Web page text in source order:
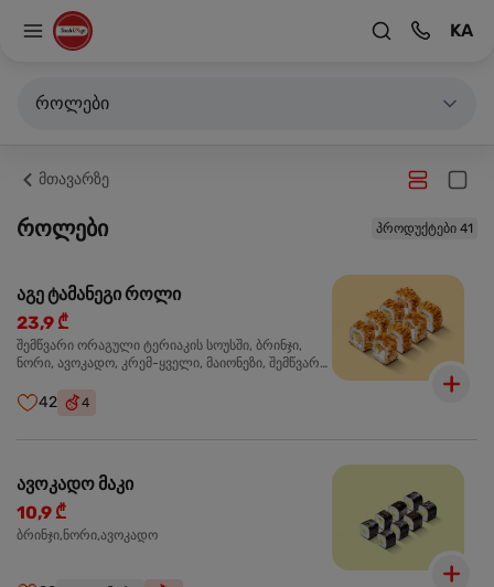
KA
როლები
მთავარზე
როლები პროდუქტები 41
აგე ტამანეგი როლი
23,9 ₾
შემწვარი ორაგული ტერიაკის სოუსში, ბრინჯი,
ნორი, ავოკადო, კრემ-ყველი, მაიონეზი, შემწვარი
42 4
ავოკადო მაკი
10,9 ₾
ბრინჯი,ნორი,ავოკადო